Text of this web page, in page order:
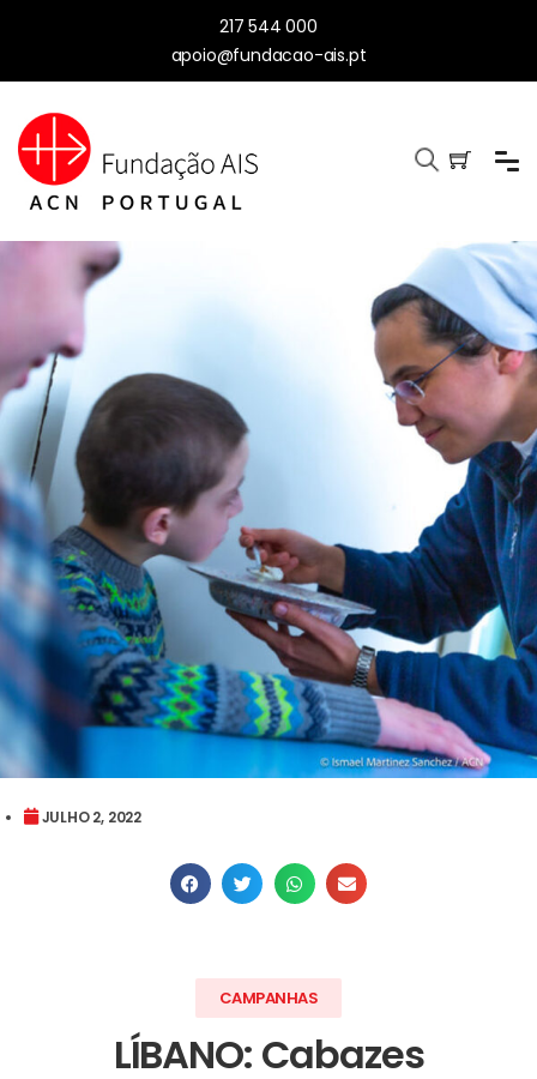
217 544 000
apoio@fundacao-ais.pt
JULHO 2, 2022
CAMPANHAS
LÍBANO: Cabazes